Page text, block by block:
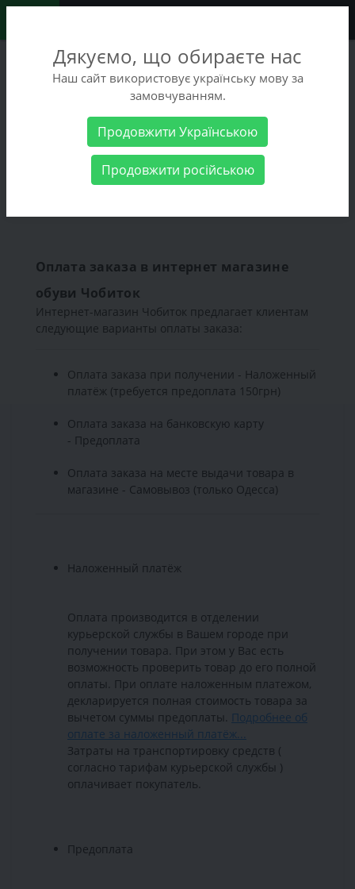
+38 (068) 486-90-09
+38 (093) 486-90-09
Оплата заказа
Оплата заказа
Оплата заказа в интернет магазине
обуви Чобиток
Интернет-магазин Чобиток предлагает клиентам
следующие варианты оплаты заказа:
Оплата заказа при получении - Наложенный
платёж (требуется предоплата 150грн)
Оплата заказа на банковскую карту
- Предоплата
Оплата заказа на месте выдачи товара в
магазине - Самовывоз (только Одесса)
Наложенный платёж
Оплата производится в отделении
курьерской службы в Вашем городе при
получении товара. При этом у Вас есть
возможность проверить товар до его полной
оплаты. При оплате наложенным платежом,
декларируется полная стоимость товара за
вычетом суммы предоплаты.
Подробнее об
оплате за наложенный платёж...
Затраты на транспортировку средств (
согласно тарифам курьерской службы )
оплачивает покупатель.
Предоплата
Дякуємо, що обираєте нас
Наш сайт використовує українську мову за
замовчуванням.
Продовжити Українською
Продовжити російською